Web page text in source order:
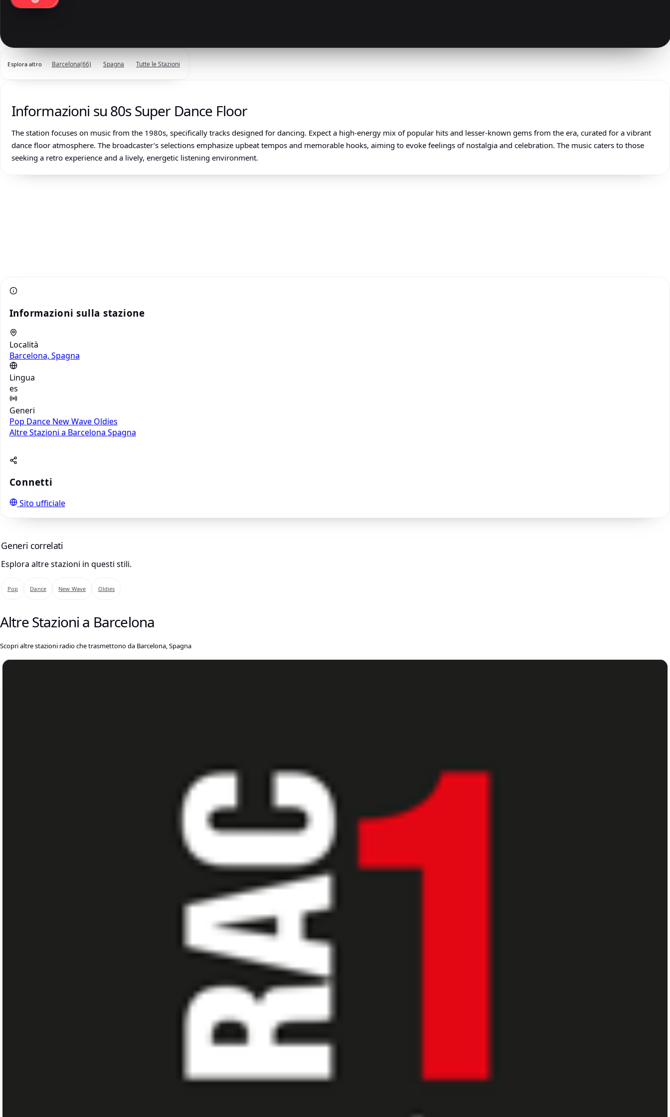
Esplora altro Barcelona(66) Spagna Tutte le Stazioni
Informazioni su 80s Super Dance Floor
The station focuses on music from the 1980s, specifically tracks designed for dancing. Expect a high-energy mix of popular hits and lesser-known gems from the era, curated for a vibrant
dance floor atmosphere. The broadcaster’s selections emphasize upbeat tempos and memorable hooks, aiming to evoke feelings of nostalgia and celebration. The music caters to those
seeking a retro experience and a lively, energetic listening environment.
Informazioni sulla stazione
Località
Barcelona, Spagna
Lingua
es
Generi
Pop Dance New Wave Oldies
Altre Stazioni a Barcelona Spagna
Connetti
Sito ufficiale
Generi correlati
Esplora altre stazioni in questi stili.
Pop Dance New Wave Oldies
Altre Stazioni a Barcelona
Scopri altre stazioni radio che trasmettono da Barcelona, Spagna